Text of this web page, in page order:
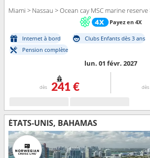
Miami > Nassau > Ocean cay MSC marine reserve
Payez en 4X
Internet à bord Clubs Enfants dès 3 ans
Pension complète
lun. 01 févr. 2027
dès 241 € dès
ÉTATS-UNIS, BAHAMAS